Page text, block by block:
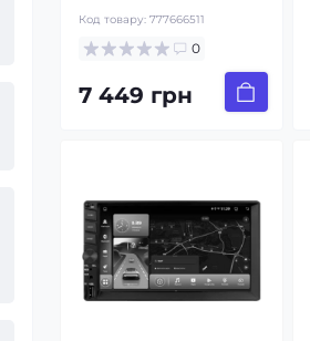
Код товару: 777666511
0
7 449 грн